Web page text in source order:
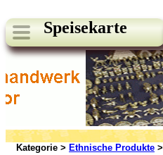
Speisekarte
Kategorie > Ethnische Produkte >